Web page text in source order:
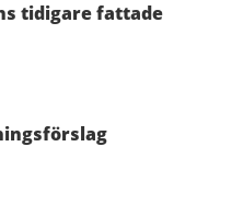
tidigare fattade